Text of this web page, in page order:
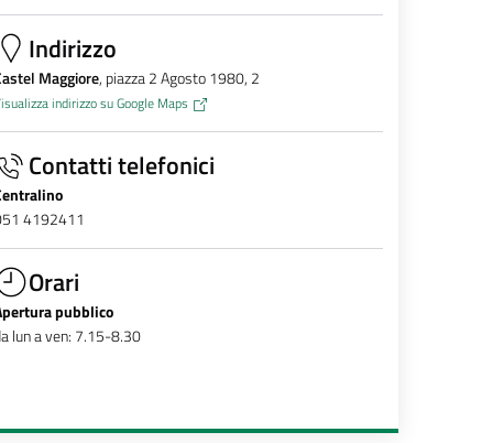
Indirizzo
Maggiore, piazza 2 Agosto 1980, 2
indirizzo su Google Maps
Contatti telefonici
4192411
Orari
pubblico
lun a ven: 7.15-8.30